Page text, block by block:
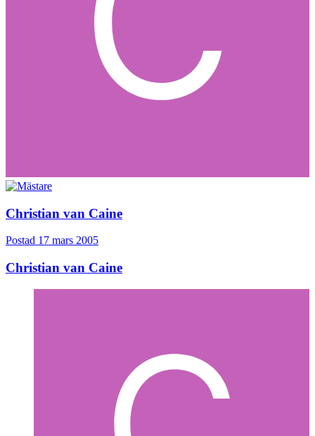
Christian van Caine
Postad 17 mars 2005
Christian van Caine